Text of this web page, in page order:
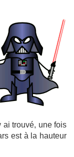
ai trouvé, une fois
est à la hauteur